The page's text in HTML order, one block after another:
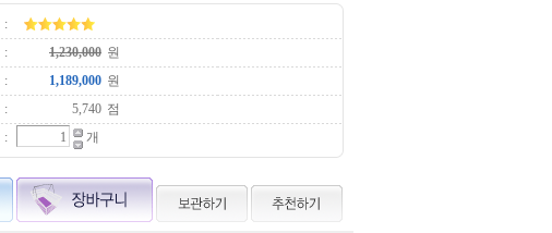
:
:
원
:
원
:
점
: 개